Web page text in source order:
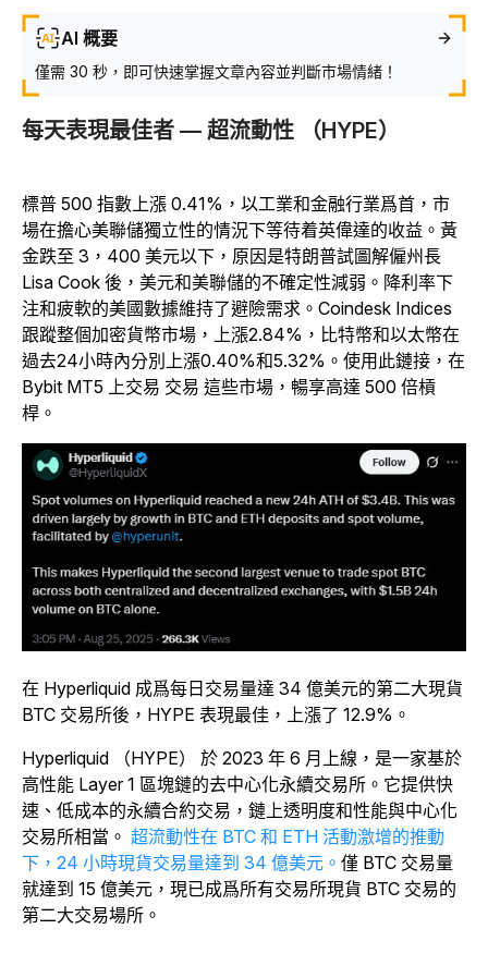
AI 概要
僅需 30 秒，即可快速掌握文章內容並判斷市場情緒！
每天表現最佳者 — 超流動性 （HYPE）
標普 500 指數上漲 0.41%，以工業和金融行業爲首，市
場在擔心美聯儲獨立性的情況下等待着英偉達的收益。黃
金跌至 3，400 美元以下，原因是特朗普試圖解僱州長
Lisa Cook 後，美元和美聯儲的不確定性減弱。降利率下
注和疲軟的美國數據維持了避險需求。Coindesk Indices
跟蹤整個加密貨幣市場，上漲2.84%，比特幣和以太幣在
過去24小時內分別上漲0.40%和5.32%。使用此鏈接，在
Bybit MT5 上交易 交易 這些市場，暢享高達 500 倍槓
桿。
在 Hyperliquid 成爲每日交易量達 34 億美元的第二大現貨
BTC 交易所後，HYPE 表現最佳，上漲了 12.9%。
Hyperliquid （HYPE） 於 2023 年 6 月上線，是一家基於
高性能 Layer 1 區塊鏈的去中心化永續交易所。它提供快
速、低成本的永續合約交易，鏈上透明度和性能與中心化
交易所相當。 超流動性在 BTC 和 ETH 活動激增的推動
下，24 小時現貨交易量達到 34 億美元。 僅 BTC 交易量
就達到 15 億美元，現已成爲所有交易所現貨 BTC 交易的
第二大交易場所。